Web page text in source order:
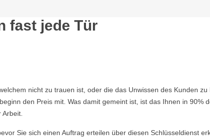
fast jede Tür
nicht zu trauen ist, oder die das Unwissen des Kunden zu
den Preis mit. Was damit gemeint ist, ist das Ihnen in 90%
Sie sich einen Auftrag erteilen über diesen Schlüsseldienst